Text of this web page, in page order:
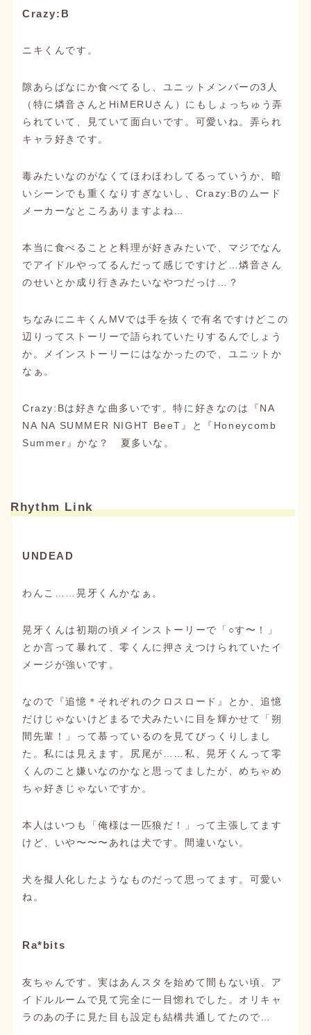
Crazy:B
ニキくんです。
隙あらばなにか食べてるし、ユニットメンバーの3人
（特に燐音さんとHiMERUさん）にもしょっちゅう弄
られていて、見ていて面白いです。可愛いね。弄られ
キャラ好きです。
毒みたいなのがなくてほわほわしてるっていうか、暗
いシーンでも重くなりすぎないし、Crazy:Bのムード
メーカーなところありますよね…
本当に食べることと料理が好きみたいで、マジでなん
でアイドルやってるんだって感じですけど…燐音さん
のせいとか成り行きみたいなやつだっけ…？
ちなみにニキくんMVでは手を抜くで有名ですけどこの
辺りってストーリーで語られていたりするんでしょう
か。メインストーリーにはなかったので、ユニットか
なぁ。
Crazy:Bは好きな曲多いです。特に好きなのは『NA
NA NA SUMMER NIGHT BeeT』と『Honeycomb
Summer』かな？ 夏多いな。
Rhythm Link
UNDEAD
わんこ……晃牙くんかなぁ。
晃牙くんは初期の頃メインストーリーで「○す〜！」
とか言って暴れて、零くんに押さえつけられていたイ
メージが強いです。
なので『追憶＊それぞれのクロスロード』とか、追憶
だけじゃないけどまるで犬みたいに目を輝かせて「朔
間先輩！」って慕っているのを見てびっくりしまし
た。私には見えます。尻尾が……私、晃牙くんって零
くんのこと嫌いなのかなと思ってましたが、めちゃめ
ちゃ好きじゃないですか。
本人はいつも「俺様は一匹狼だ！」って主張してます
けど、いや〜〜〜あれは犬です。間違いない。
犬を擬人化したようなものだって思ってます。可愛い
ね。
Ra*bits
友ちゃんです。実はあんスタを始めて間もない頃、ア
イドルルームで見て完全に一目惚れでした。オリキャ
ラのあの子に見た目も設定も結構共通してたので…